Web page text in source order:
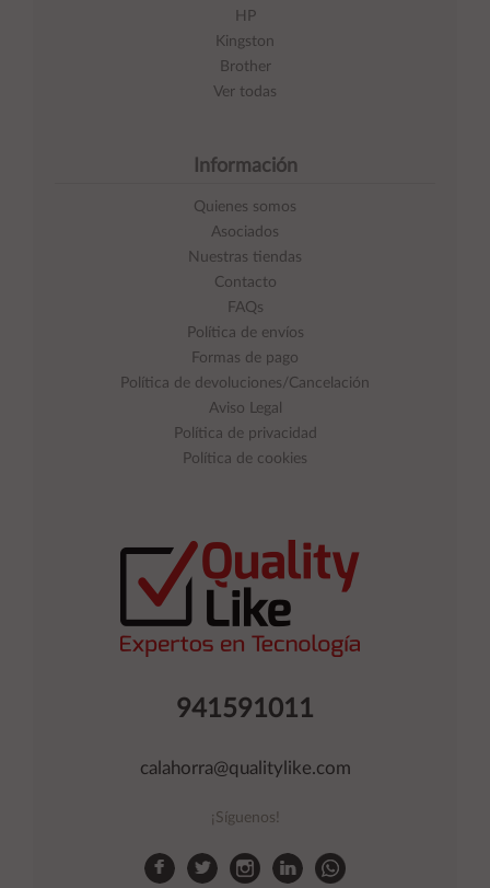
941591011
calahorra@qualitylike.com
¡Síguenos!
HP
Kingston
Brother
Ver todas
Información
Quienes somos
Asociados
Nuestras tiendas
Contacto
FAQs
Política de envíos
Formas de pago
Política de devoluciones/Cancelación
Aviso Legal
Política de privacidad
Política de cookies